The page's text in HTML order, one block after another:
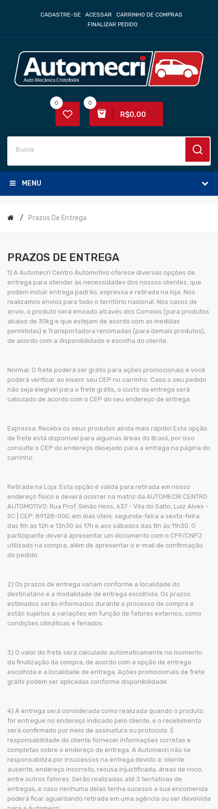
CADASTRE-SE ACESSAR
CARRINHO DE COMPRAS
FINALIZAR PEDIDO
0
R$0,00
0
MENU
Prazos De Entrega
PRAZOS DE ENTREGA
1) A Automecri Centro Automotivo oferece diversas opções de
entrega para atender às necessidades dos nossos clientes, que
podem incluir entrega padrão, expressa e retirada na loja. Nós
realizamos envios para todo o território nacional. Nos casos de
envio, o produto será enviado através dos Correios (para produtos
abaixo de 30kg e que estejam de acordo com as medidas
permitidas) e Transportadora renomadas (para demais produtos),
de acordo com a disponibilidade e escolha do cliente.
Normal: O frete poderá ser grátis para ações promocionais e você
poderá verificar ao inserir seu CEP no carrinho. Caso o seu pedido
não seja elegível para o frete grátis, o custo da entrega será
calculado de acordo com o CEP do seu endereço de entrega.
Expressa: Receba os seus produtos ainda mais rápido! Esta opção
de frete está disponível para algumas áreas do Brasil, por isso
consulte o CEP do endereço desejado para a entrega na página do
carrinho.
Retirada na Loja: Esta opção é válida para retirada em nosso
endereço físico e deverá ocorrer na matriz da AUTOMECRI CENTRO
AUTOMOTIVO: Rua Prof. Simão Hess, 637 - Vila do Salto, Luiz Alves -
SC | CEP: 89128-000, em dias úteis: segunda-feira a sexta-feira
das 8h às 12h e 13h30 às 17h e aos sábados das 8h às 11h30. O
participante deverá apresentar um documento com o CPF/CNPJ
utilizado na compra, além de apresentar o e-mail de confirmação
do pedido.
2) Os prazos de entrega variam conforme a localidade do
destinatário e a modalidade de entrega escolhida. Os prazos
estimados serão informados durante o processo de compra e
estão sujeitos a variações em função de fatores externos, como
condições climáticas e feriados.
3) O valor do frete será calculado automaticamente no momento
da finalização da compra, de acordo com a opção de entrega
escolhida e a localidade de entrega. Ações promocionais de frete
grátis podem ser aplicadas conforme disponibilidade.
4) A entrega será considerada como realizada quando o produto
for entregue no endereço indicado pelo cliente, e o recebimento
será confirmado por meio de assinatura ou protocolo. É
responsabilidade do cliente fornecer informações corretas e
completas sobre o endereço de entrega. A Automecri não se
responsabiliza por insucessos na entrega devido a: cliente
ausente, endereço incorreto, recusa injustificada, áreas de risco,
entre outros fatores. Serão realizadas até 3 tentativas de
entregas, e caso nenhuma delas tenha sucesso a sua encomenda
poderá ficar aguardando retirada em uma agência ou ser devolvida